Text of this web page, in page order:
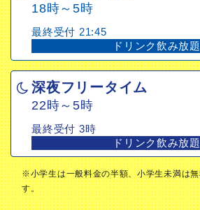
18時～5時
最終受付 21:45
ドリンク飲み放題
深夜フリータイム
22時～5時
最終受付 3時
ドリンク飲み放題
※小学生は一般料金の半額、小学生未満は無
す。